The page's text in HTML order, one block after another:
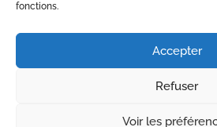
fonctions.
Accepter
Refuser
Voir les
Site de WordPress-FR